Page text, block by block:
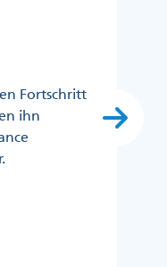
Fortschritt
ihn